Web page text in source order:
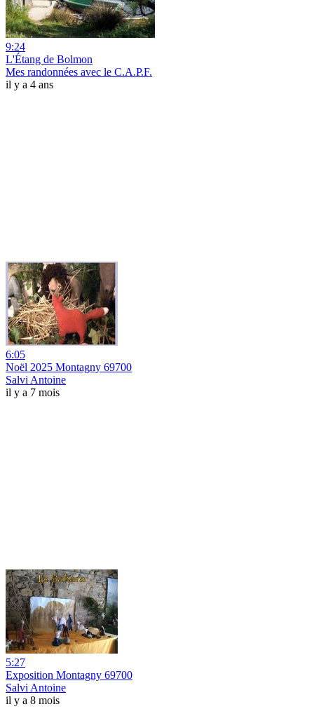
9:24
L'Étang de Bolmon
Mes randonnées avec le C.A.P.F.
il y a 4 ans
6:05
Noël 2025 Montagny 69700
Salvi Antoine
il y a 7 mois
5:27
Exposition Montagny 69700
Salvi Antoine
il y a 8 mois